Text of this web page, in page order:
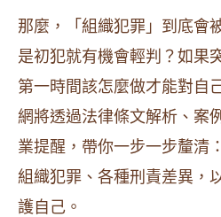
那麼，「組織犯罪」到底會
是初犯就有機會輕判？如果
第一時間該怎麼做才能對自
網將透過法律條文解析、案
業提醒，帶你一步一步釐清
組織犯罪、各種刑責差異，
護自己。